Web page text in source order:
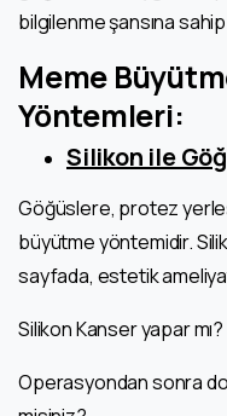
bilgilenme şansına
Meme
Yöntemleri:
Silikon ile
Göğüslere, protez
büyütme yöntemidir.
sayfada, estetik
Silikon Kanser yapar mı?
Operasyondan sonra